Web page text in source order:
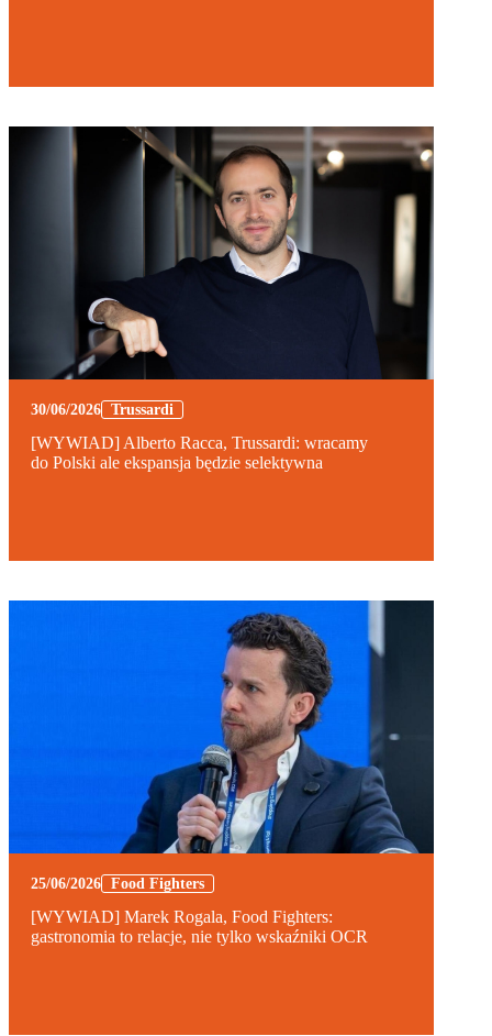
30/06/2026 Trussardi
[WYWIAD] Alberto Racca, Trussardi: wracamy
do Polski ale ekspansja będzie selektywna
25/06/2026 Food Fighters
[WYWIAD] Marek Rogala, Food Fighters:
gastronomia to relacje, nie tylko wskaźniki OCR